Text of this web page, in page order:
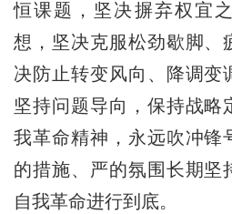
恒课题，坚决摒弃权宜
想，坚决克服松劲歇脚、
决防止转变风向、降调变
坚持问题导向，保持战略
我革命精神，永远吹冲锋
的措施、严的氛围长期坚
自我革命进行到底。